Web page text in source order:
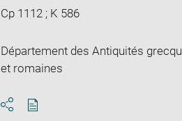
Cp 1112 ; K 586
Département des Antiquités
et romaines